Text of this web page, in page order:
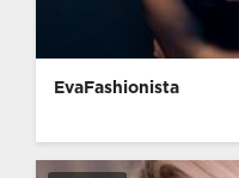
EvaFashionista